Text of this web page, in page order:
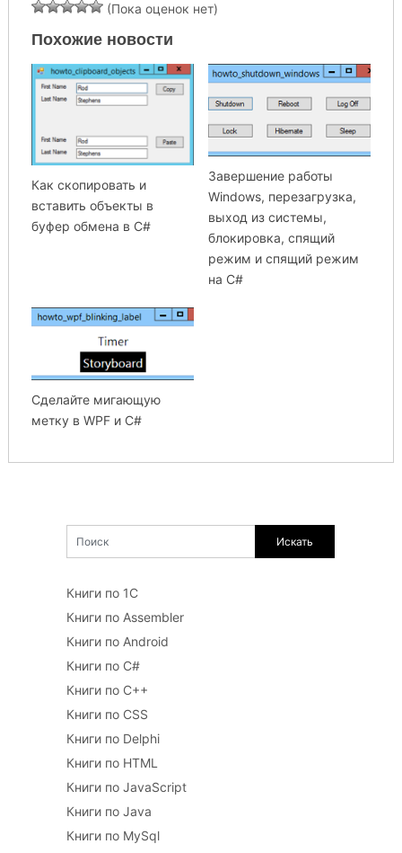
(Пока оценок нет)
Похожие новости
Как скопировать и
вставить объекты в
буфер обмена в C#
Завершение работы
Windows, перезагрузка,
выход из системы,
блокировка, спящий
режим и спящий режим
на C#
Сделайте мигающую
метку в WPF и C#
Книги по 1С
Книги по Assembler
Книги по Android
Книги по C#
Книги по C++
Книги по CSS
Книги по Delphi
Книги по HTML
Книги по JavaScript
Книги по Java
Книги по MySql